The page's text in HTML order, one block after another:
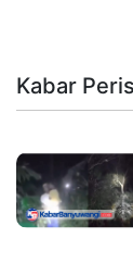
Kabar